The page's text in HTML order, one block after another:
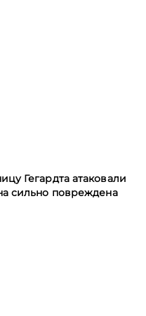
Гегардта атаковали
сильно повреждена